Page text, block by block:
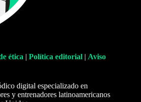
ética | Política editorial | Aviso
digital especializado en
y entrenadores latinoamericanos